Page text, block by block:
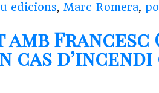
edicions, Marc Romera,
amb Francesc
d’incendi